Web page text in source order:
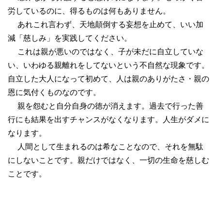
労しているのに、得るものは何もありません。
あれこれ言わず、天地顛倒する妄想を止めて、いい加
減「慈しみ」を実践してください。
これは親が悪いのではなく、子が未だに自立していな
い、いわゆる親離れをしてないという不自然な現象です。
自立した大人になって初めて、人は親のありがたさ・親の
恩に気付くものなのです。
親を怨むと自分自身の徳が消えます。過去で行った善
行にも結果を出すチャンスがなくなります。人生がダメに
なります。
人間として生まれるのは希なことなので、それを無駄
にしないことです。親だけではなく、一切の生命を慈しむ
ことです。